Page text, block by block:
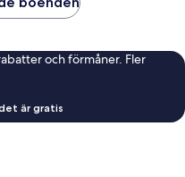
och förmåner. Fler
är gratis